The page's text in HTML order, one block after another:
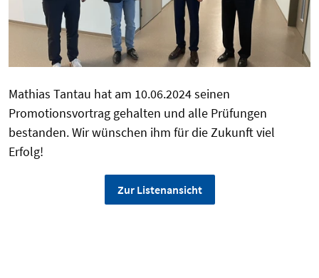
Mathias Tantau hat am 10.06.2024 seinen
Promotionsvortrag gehalten und alle Prüfungen
bestanden. Wir wünschen ihm für die Zukunft viel
Erfolg!
Zur Listenansicht